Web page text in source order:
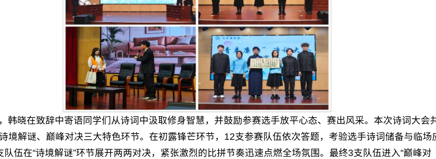
韩晓在致辞中寄语同学们从诗词中汲取修身智慧，并鼓励参赛选手放平心态、赛出风采。本次诗词大会
境解谜、巅峰对决三大特色环节。在初露锋芒环节，12支参赛队伍依次答题，考验选手诗词储备与临场
队伍在“诗境解谜”环节展开两两对决，紧张激烈的比拼节奏迅速点燃全场氛围。最终3支队伍进入“巅峰对